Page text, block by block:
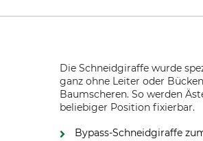
Die Schneidgiraffe wurde
ganz ohne Leiter oder
Baumscheren. So werden
beliebiger Position fixierbar.
Bypass-Schneidgiraffe